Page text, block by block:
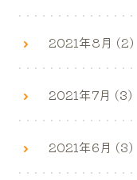
2021年8月 (2)
2021年7月 (3)
2021年6月 (3)